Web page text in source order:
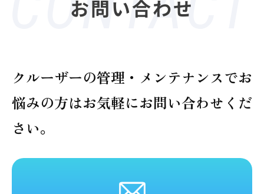
お問い合わせ
クルーザーの管理・メンテナンスでお
悩みの方はお気軽にお問い合わせくだ
さい。